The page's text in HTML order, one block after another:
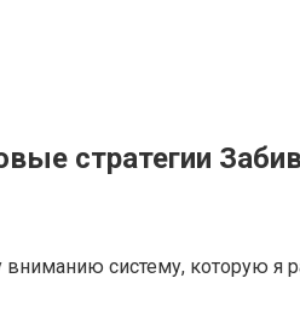
стратегии
систему, которую я